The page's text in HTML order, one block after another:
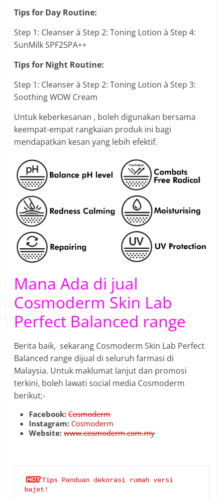
Tips for Day Routine:
Step 1: Cleanser à Step 2: Toning Lotion à Step 4:
SunMilk SPF25PA++
Tips for Night Routine:
Step 1: Cleanser à Step 2: Toning Lotion à Step 3:
Soothing WOW Cream
Untuk keberkesanan , boleh digunakan bersama
keempat-empat rangkaian produk ini bagi
mendapatkan kesan yang lebih efektif.
Mana Ada di jual
Cosmoderm Skin Lab
Perfect Balanced range
Berita baik, sekarang Cosmoderm Skin Lab Perfect
Balanced range dijual di seluruh farmasi di
Malaysia. Untuk maklumat lanjut dan promosi
terkini, boleh lawati social media Cosmoderm
berikut;-
Facebook: Cosmoderm
Instagram: Cosmoderm
Website: www.cosmoderm.com.my
Tips Panduan dekorasi rumah versi
bajet!